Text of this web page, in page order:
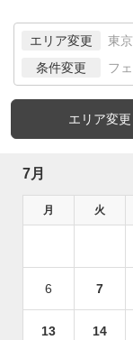
エリア変更 東
条件変更 フ
エリア変更
7月
月 火
6 7
13 14